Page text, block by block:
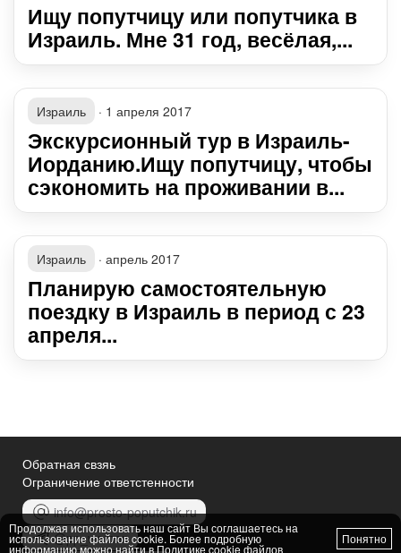
Ищу попутчицу или попутчика в
Израиль. Мне 31 год, весёлая,...
Израиль · 1 апреля 2017
Экскурсионный тур в Израиль-
Иорданию.Ищу попутчицу, чтобы
сэкономить на проживании в...
Израиль · апрель 2017
Планирую самостоятельную
поездку в Израиль в период с 23
апреля...
Обратная свзяь
Ограничение ответстенности
info@prosto-poputchik.ru
@pp_women
Продолжая использовать наш сайт Вы соглашаетесь на
использование файлов cookie. Более подробную
информацию можно найти вПолитике cookie файлов
Понятно